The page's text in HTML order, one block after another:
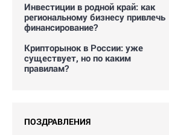
Инвестиции в родной край: как
региональному бизнесу привлечь
финансирование?
Крипторынок в России: уже
существует, но по каким
правилам?
ПОЗДРАВЛЕНИЯ